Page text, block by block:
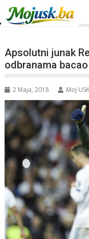
Apsolutni junak
odbranama
2 Maja, 2018 Moj USK